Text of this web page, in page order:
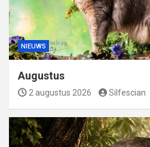
NIEUWS
Augustus
2 augustus 2026 Silfescian